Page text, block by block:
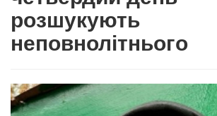
розшукують
неповнолітнього